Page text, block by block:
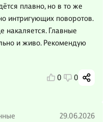
плавно, но в то же
интригующих поворотов.
Главные
и живо. Рекомендую
0 0
29.06.2026